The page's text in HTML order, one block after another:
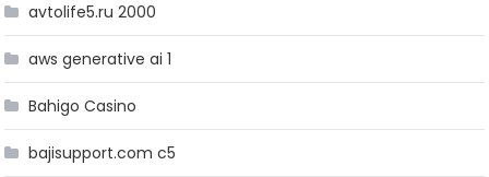
avtolife5.ru 2000
aws generative ai 1
Bahigo Casino
bajisupport.com c5